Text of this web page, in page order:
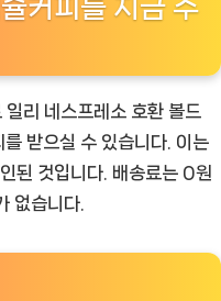
커피를 지금 주
리 네스프레소 호환 볼드
받으실 수 있습니다. 이는
된 것입니다. 배송료는 0원
없습니다.